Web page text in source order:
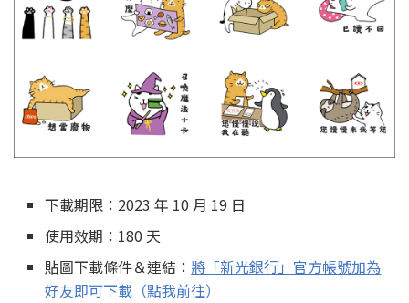
下載期限：2023 年 10 月 19 日
使用效期：180 天
貼圖下載條件＆連結： 將「新光銀行」官方帳號加為
好友即可下載（點我前往）